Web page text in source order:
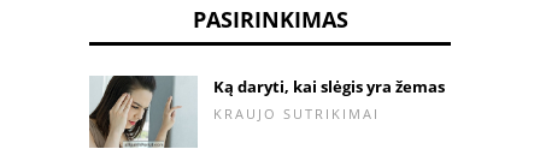
PASIRINKIMAS
Ką daryti, kai slėgis yra žemas
KRAUJO SUTRIKIMAI